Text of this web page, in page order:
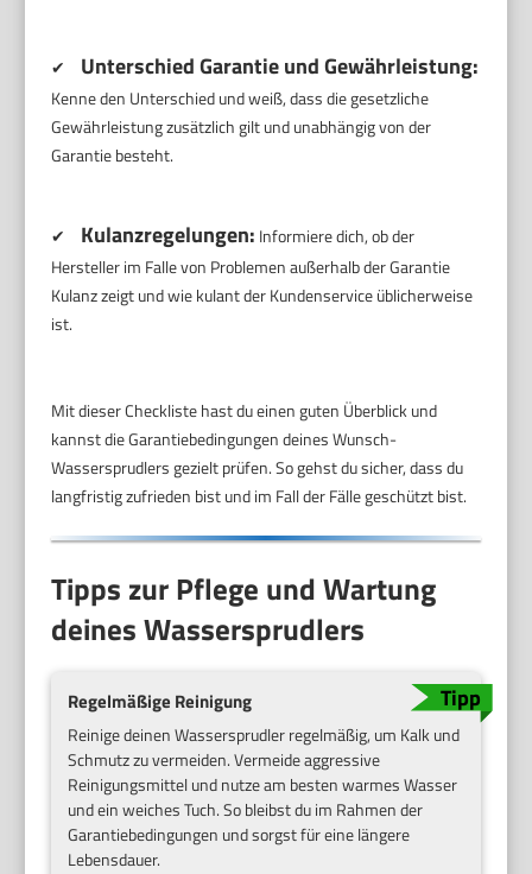
✔ Unterschied Garantie und Gewährleistung:
Kenne den Unterschied und weiß, dass die gesetzliche
Gewährleistung zusätzlich gilt und unabhängig von der
Garantie besteht.
✔ Kulanzregelungen: Informiere dich, ob der
Hersteller im Falle von Problemen außerhalb der Garantie
Kulanz zeigt und wie kulant der Kundenservice üblicherweise
ist.
Mit dieser Checkliste hast du einen guten Überblick und
kannst die Garantiebedingungen deines Wunsch-
Wassersprudlers gezielt prüfen. So gehst du sicher, dass du
langfristig zufrieden bist und im Fall der Fälle geschützt bist.
Tipps zur Pflege und Wartung
deines Wassersprudlers
Regelmäßige Reinigung
Reinige deinen Wassersprudler regelmäßig, um Kalk und
Schmutz zu vermeiden. Vermeide aggressive
Reinigungsmittel und nutze am besten warmes Wasser
und ein weiches Tuch. So bleibst du im Rahmen der
Garantiebedingungen und sorgst für eine längere
Lebensdauer.